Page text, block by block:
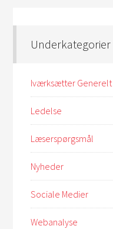
Underkategorier
Iværksætter Generelt
Ledelse
Læserspørgsmål
Nyheder
Sociale Medier
Webanalyse